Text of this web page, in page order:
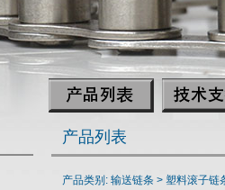
产品列表
产品类别: 输送链条 > 塑料滚子链